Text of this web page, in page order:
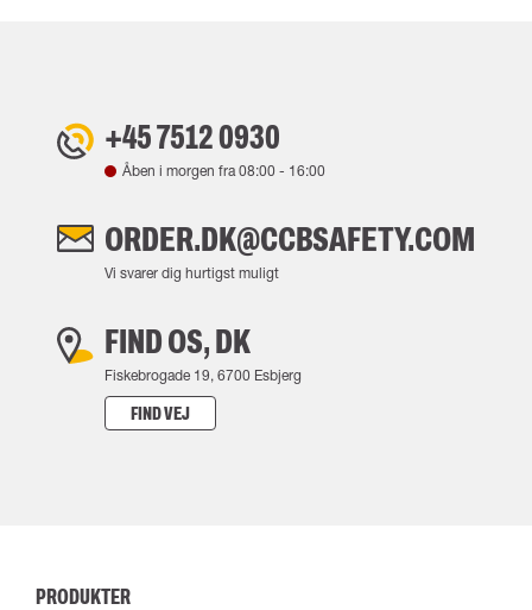
+45 7512 0930
Åben i morgen fra08:00 - 16:00
ORDER.DK@CCBSAFETY.COM
Vi svarer dig hurtigst muligt
FIND OS, DK
Fiskebrogade 19, 6700 Esbjerg
FIND VEJ
PRODUKTER